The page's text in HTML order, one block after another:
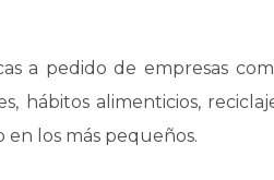
a pedido de empresas
hábitos alimenticios,
los más pequeños.